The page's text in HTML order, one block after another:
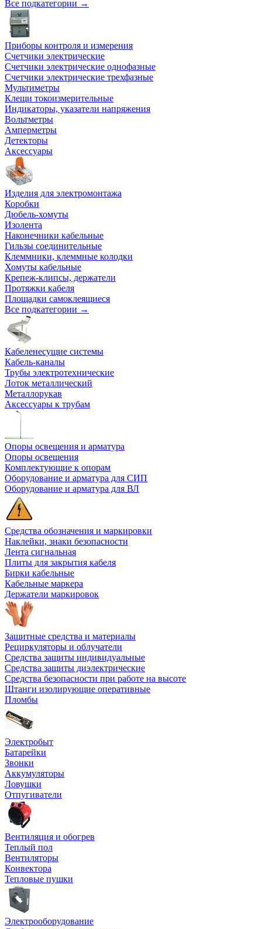
Все подкатегории →
Приборы контроля и измерения
Счетчики электрические
Счетчики электрические однофазные
Счетчики электрические трехфазные
Мультиметры
Клещи токоизмерительные
Индикаторы, указатели напряжения
Вольтметры
Амперметры
Детекторы
Аксессуары
Изделия для электромонтажа
Коробки
Дюбель-хомуты
Изолента
Наконечники кабельные
Гильзы соединительные
Клеммники, клеммные колодки
Хомуты кабельные
Крепеж-клипсы, держатели
Протяжки кабеля
Площадки самоклеящиеся
Все подкатегории →
Кабеленесущие системы
Кабель-каналы
Трубы электротехнические
Лоток металлический
Металлорукав
Аксессуары к трубам
Опоры освещения и арматура
Опоры освещения
Комплектующие к опорам
Оборудование и арматура для СИП
Оборудование и арматура для ВЛ
Средства обозначения и маркировки
Наклейки, знаки безопасности
Лента сигнальная
Плиты для закрытия кабеля
Бирки кабельные
Кабельные маркера
Держатели маркировок
Защитные средства и материалы
Рециркуляторы и облучатели
Средства защиты индивидуальные
Средства защиты диэлектрические
Средства безопасности при работе на высоте
Штанги изолирующие оперативные
Пломбы
Электробыт
Батарейки
Звонки
Аккумуляторы
Ловушки
Отпугиватели
Вентиляция и обогрев
Теплый пол
Вентиляторы
Конвектора
Тепловые пушки
Электрооборудование